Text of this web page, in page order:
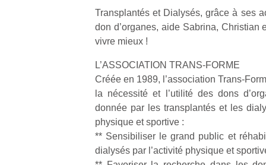
Transplantés et Dialysés, grâce à ses
don d’organes, aide Sabrina, Christian
vivre mieux !
L’ASSOCIATION TRANS-FORME
Créée en 1989, l’association Trans-
la nécessité et l’utilité des dons
donnée par les transplantés et les
physique et sportive :
** Sensibiliser le grand public et
dialysés par l’activité physique et